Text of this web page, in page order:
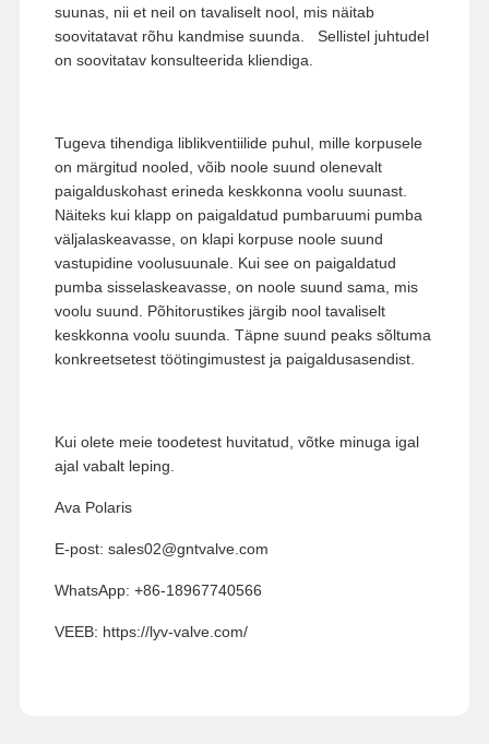
suunas, nii et neil on tavaliselt nool, mis näitab
soovitatavat rõhu kandmise suunda. Sellistel juhtudel
on soovitatav konsulteerida kliendiga.
Tugeva tihendiga liblikventiilide puhul, mille korpusele
on märgitud nooled, võib noole suund olenevalt
paigalduskohast erineda keskkonna voolu suunast.
Näiteks kui klapp on paigaldatud pumbaruumi pumba
väljalaskeavasse, on klapi korpuse noole suund
vastupidine voolusuunale. Kui see on paigaldatud
pumba sisselaskeavasse, on noole suund sama, mis
voolu suund. Põhitorustikes järgib nool tavaliselt
keskkonna voolu suunda. Täpne suund peaks sõltuma
konkreetsetest töötingimustest ja paigaldusasendist.
Kui olete meie toodetest huvitatud, võtke minuga igal
ajal vabalt leping.
Ava Polaris
E-post: sales02@gntvalve.com
WhatsApp: +86-18967740566
VEEB: https://lyv-valve.com/